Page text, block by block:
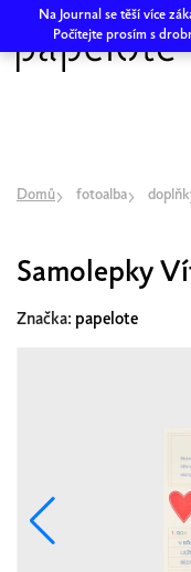
obsah
Na Journal se těší více
Počítejte prosím s
Domů fotoalba
Samolepky
Značka: papelote